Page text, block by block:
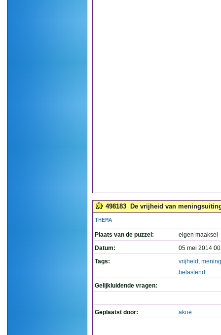
498183 De vrijheid van
THEMA
Plaats van de puzzel:
eigen maaksel
Datum:
05 mei 2014
Tags:
vrijheid ,
belastend
Gelijkluidende vragen:
Geplaatst door: akoe